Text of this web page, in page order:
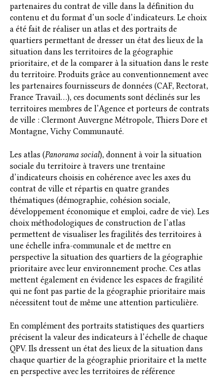
partenaires du contrat de ville dans la définition du
contenu et du format d’un socle d’indicateurs. Le choix
a été fait de réaliser un atlas et des portraits de
quartiers permettant de dresser un état des lieux de la
situation dans les territoires de la géographie
prioritaire, et de la comparer à la situation dans le reste
du territoire. Produits grâce au conventionnement avec
les partenaires fournisseurs de données (CAF, Rectorat,
France Travail…), ces documents sont déclinés sur les
territoires membres de l’Agence et porteurs de contrats
de ville : Clermont Auvergne Métropole, Thiers Dore et
Montagne, Vichy Communauté.
Les atlas (Panorama social), donnent à voir la situation
sociale du territoire à travers une trentaine
d’indicateurs choisis en cohérence avec les axes du
contrat de ville et répartis en quatre grandes
thématiques (démographie, cohésion sociale,
développement économique et emploi, cadre de vie). Les
choix méthodologiques de construction de l’atlas
permettent de visualiser les fragilités des territoires à
une échelle infra-communale et de mettre en
perspective la situation des quartiers de la géographie
prioritaire avec leur environnement proche. Ces atlas
mettent également en évidence les espaces de fragilité
qui ne font pas partie de la géographie prioritaire mais
nécessitent tout de même une attention particulière.
En complément des portraits statistiques des quartiers
précisent la valeur des indicateurs à l’échelle de chaque
QPV. Ils dressent un état des lieux de la situation dans
chaque quartier de la géographie prioritaire et la mette
en perspective avec les territoires de référence